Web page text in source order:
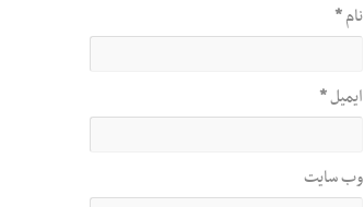
نام*
ایمیل*
وب‌ سایت